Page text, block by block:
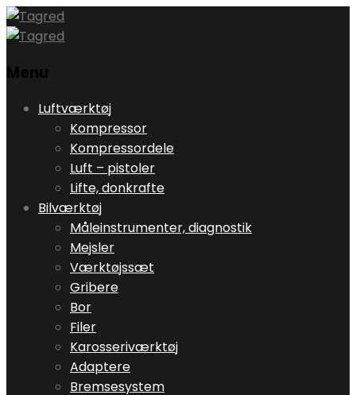
Menu
Skip
content
Luftværktøj
Kompressor
Kompressordele
Luft – pistoler
Lifte, donkrafte
Bilværktøj
Måleinstrumenter, diagnostik
Mejsler
Værktøjssæt
Gribere
Bor
Filer
Karosseriværktøj
Adaptere
Bremsesystem